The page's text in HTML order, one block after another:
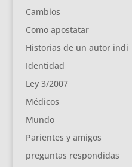
Cambios
Como apostatar
Historias de un autor indi
Identidad
Ley 3/2007
Médicos
Mundo
Parientes y amigos
preguntas respondidas